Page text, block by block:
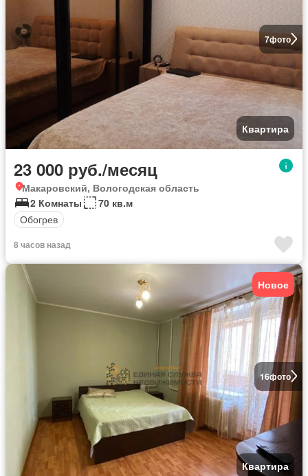
7фото
Квартира
23 000 руб./месяц
Макаровский, Вологодская область
2 Комнаты
70 кв.м
Обогрев
8 часов назад
16фото
Новое
Квартира